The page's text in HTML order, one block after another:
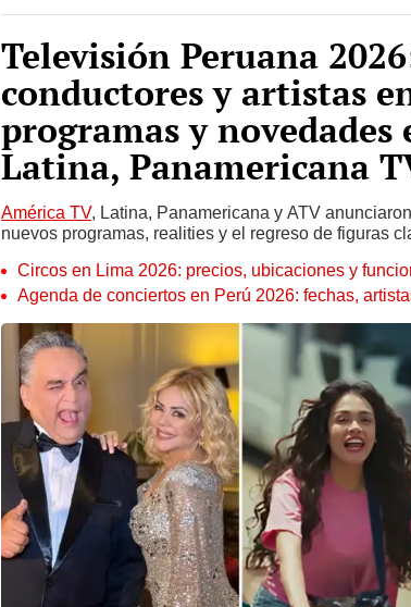
Televisión Peruana
conductores y artistas en
programas y novedades
Latina, Panamericana
, Latina, Panamericana y ATV
nuevos programas, realities y el regreso de figuras
Circos en Lima 2026: precios, ubicaciones y
Agenda de conciertos en Perú 2026: fechas,